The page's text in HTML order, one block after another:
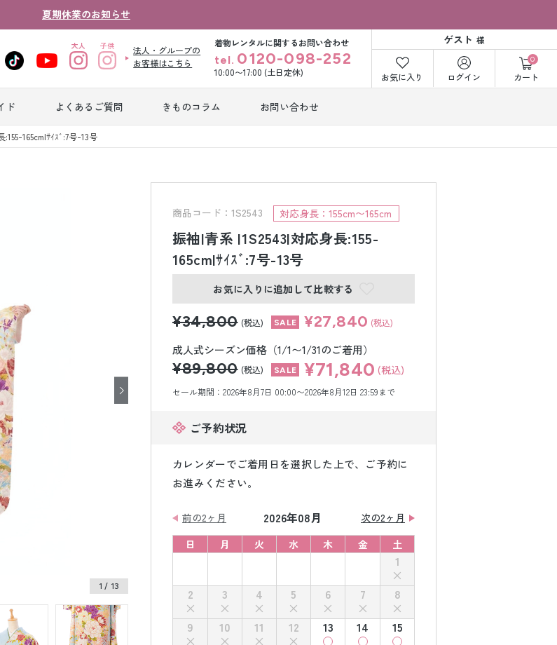
夏期休業のお知らせ
法人・グループの
お客様はこちら
着物レンタルに関するお問い合わせ
tel. 0120-098-252
10:00〜17:00 (土日定休)
ゲスト 様
お気に入り ログイン
0
カート
ド よくあるご質問 きものコラム お問い合わせ
卒業式袴レンタ
ル
産着レンタル
レンタル
タル
紋付袴レンタル
色打掛&紋付袴
レンタル
165cm|ｻｲｽﾞ:7号-13号
商品コード：1S2543 対応身長：155cm〜165cm
振袖|青系 |1S2543|対応身長:155-
165cm|ｻｲｽﾞ:7号-13号
お気に入りに追加して比較する
¥34,800 (税込) ¥27,840 (税込)
成人式シーズン価格（1/1〜1/31のご着用）
¥89,800 (税込) ¥71,840 (税込)
セール期間：2026年8月7日 00:00〜2026年8月12日 23:59まで
ご予約状況
カレンダーでご着用日を選択した上で、ご予約に
お進みください。
前の2ヶ月 2026年08月
次の2ヶ月
日
月 火 水 木 金 土
1
2
3 4 5 6 7
8
9
10 11 12 13 14
15
1 / 13